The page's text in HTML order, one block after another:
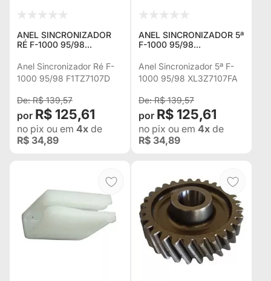
ANEL SINCRONIZADOR
RÉ F-1000 95/98
Anel Sincronizador Ré F-
1000 95/98 F1TZ7107D
R$ 139,57
R$ 125,61
no pix ou em 4x de
R$ 34,89
ANEL SINCRONIZADOR 5ª
F-1000 95/98
Anel Sincronizador 5ª F-
1000 95/98 XL3Z7107FA
R$ 139,57
R$ 125,61
no pix ou em 4x de
R$ 34,89